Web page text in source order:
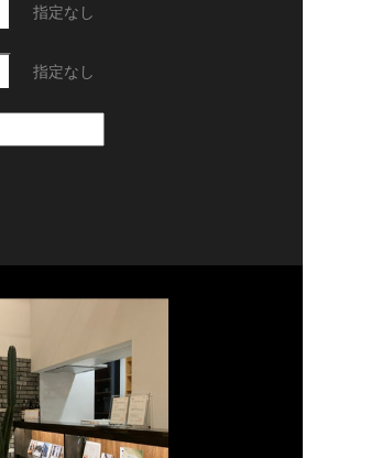
指定なし
指定なし